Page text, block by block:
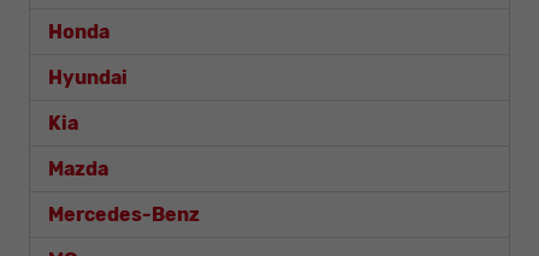
Honda
Hyundai
Kia
Mazda
Mercedes-Benz